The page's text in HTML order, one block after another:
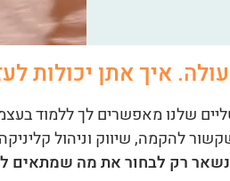
איך אתן יכולות
שלנו מאפשרים לך ללמוד
להקמה, שיווק וניהול
נשאר רק לבחור את מה שמתאים